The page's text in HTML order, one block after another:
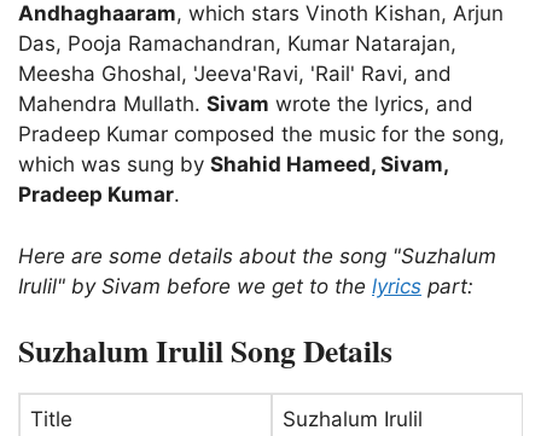
Andhaghaaram, which stars Vinoth Kishan, Arjun
Das, Pooja Ramachandran, Kumar Natarajan,
Meesha Ghoshal, 'Jeeva'Ravi, 'Rail' Ravi, and
Mahendra Mullath. Sivam wrote the lyrics, and
Pradeep Kumar composed the music for the song,
which was sung by Shahid Hameed, Sivam,
Pradeep Kumar.
Here are some details about the song "Suzhalum
Irulil" by Sivam before we get to the lyrics part:
Suzhalum Irulil Song Details
Title Suzhalum Irulil